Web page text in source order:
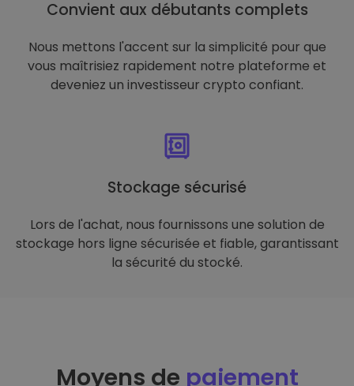
Convient aux débutants complets
Nous mettons l'accent sur la simplicité pour que
vous maîtrisiez rapidement notre plateforme et
deveniez un investisseur crypto confiant.
Stockage sécurisé
Lors de l'achat, nous fournissons une solution de
stockage hors ligne sécurisée et fiable, garantissant
la sécurité du stocké.
Moyens de paiement